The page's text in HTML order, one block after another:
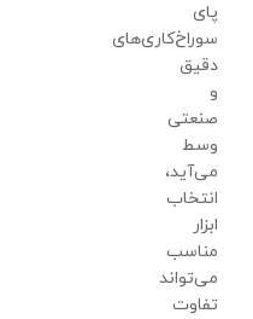
پای
سوراخ‌کاری‌های
دقیق
و
صنعتی
وسط
می‌آید،
انتخاب
ابزار
مناسب
می‌تواند
تفاوت